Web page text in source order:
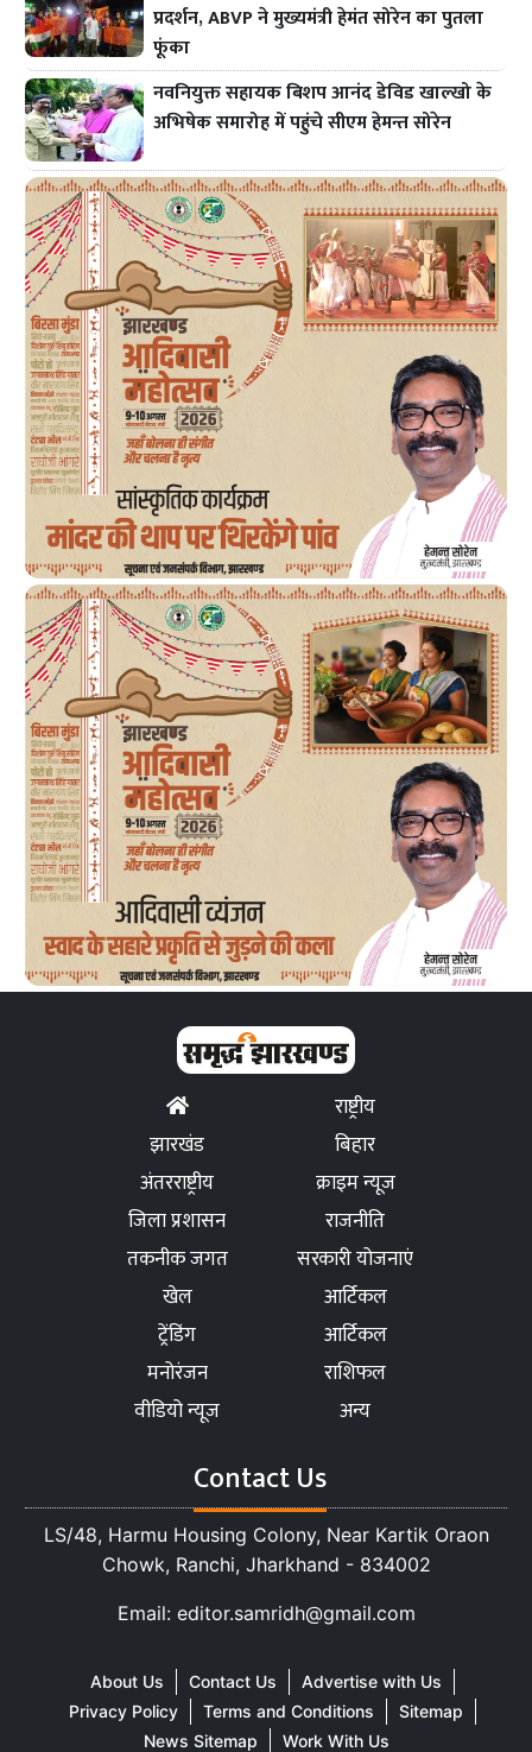
प्रदर्शन, ABVP ने मुख्यमंत्री हेमंत सोरेन का पुतला
फूंका
नवनियुक्त सहायक बिशप आनंद डेविड खाल्खो के
अभिषेक समारोह में पहुंचे सीएम हेमन्त सोरेन
राष्ट्रीय
झारखंड
बिहार
अंतरराष्ट्रीय
क्राइम न्यूज
जिला प्रशासन
राजनीति
तकनीक जगत
सरकारी योजनाएं
खेल
आर्टिकल
ट्रेंडिंग
आर्टिकल
मनोरंजन
राशिफल
वीडियो न्यूज
अन्य
Contact Us
LS/48, Harmu Housing Colony, Near Kartik Oraon
Chowk, Ranchi, Jharkhand - 834002
Email: editor.samridh@gmail.com
About Us Contact Us
Advertise with Us
Privacy Policy
Terms and Conditions
Sitemap
News Sitemap
Work With Us